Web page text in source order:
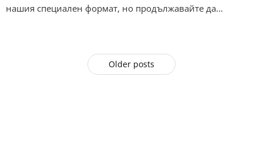
нашия специален формат, но продължавайте да…
Older posts